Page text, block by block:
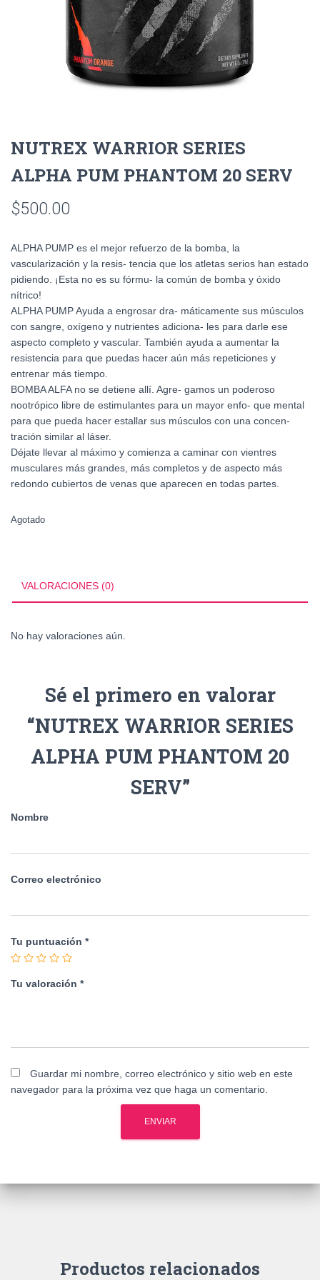
NUTREX WARRIOR SERIES
ALPHA PUM PHANTOM 20 SERV
$500.00
ALPHA PUMP es el mejor refuerzo de la bomba, la
vascularización y la resis- tencia que los atletas serios han estado
pidiendo. ¡Esta no es su fórmu- la común de bomba y óxido
nítrico!
ALPHA PUMP Ayuda a engrosar dra- máticamente sus músculos
con sangre, oxígeno y nutrientes adiciona- les para darle ese
aspecto completo y vascular. También ayuda a aumentar la
resistencia para que puedas hacer aún más repeticiones y
entrenar más tiempo.
BOMBA ALFA no se detiene allí. Agre- gamos un poderoso
nootrópico libre de estimulantes para un mayor enfo- que mental
para que pueda hacer estallar sus músculos con una concen-
tración similar al láser.
Déjate llevar al máximo y comienza a caminar con vientres
musculares más grandes, más completos y de aspecto más
redondo cubiertos de venas que aparecen en todas partes.
Agotado
VALORACIONES (0)
No hay valoraciones aún.
Sé el primero en valorar
“NUTREX WARRIOR SERIES
ALPHA PUM PHANTOM 20
SERV”
Nombre
Correo electrónico
Tu puntuación *
Tu valoración *
Guardar mi nombre, correo electrónico y sitio web en este
navegador para la próxima vez que haga un comentario.
Productos relacionados